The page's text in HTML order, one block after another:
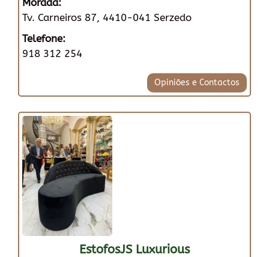
Tv. Carneiros 87, 4410-041 Serzedo
Telefone:
918 312 254
Opiniões e Contactos
EstofosJS Luxurious